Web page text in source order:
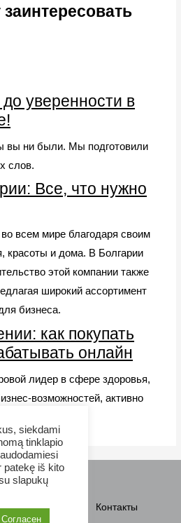
уверенности в
вы ни были. Мы подготовили
слов.
Все, что нужно
всем мире благодаря своим
красоты и дома. В Болгарии
этой компании также
широкий ассортимент
бизнеса.
как покупать
онлайн
лидер в сфере здоровья,
возможностей, активно
656 88356
Как купить Контакты
siekdami
tinklapio
patekę iš kito
slapukų
Согласен